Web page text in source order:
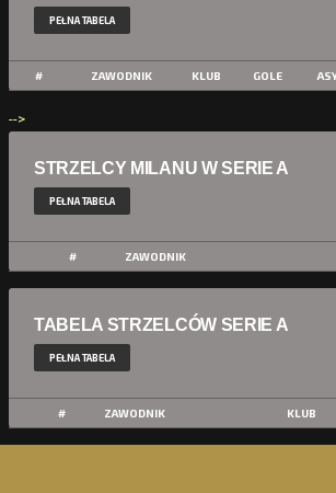
PEŁNA TABELA
# ZAWODNIK KLUB GOLE
-->
STRZELCY MILANU W SERIE A
PEŁNA TABELA
# ZAWODNIK
TABELA STRZELCÓW SERIE A
PEŁNA TABELA
# ZAWODNIK KLUB